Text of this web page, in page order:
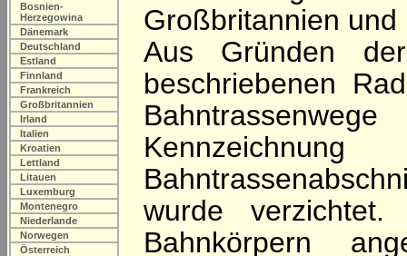
Bosnien-
Herzegowina
Dänemark
Deutschland
Estland
Finnland
Frankreich
Großbritannien
Irland
Italien
Kroatien
Lettland
Litauen
Luxemburg
Montenegro
Niederlande
Norwegen
Österreich
Großbritannien
Aus Gründen
beschriebenen
wurde
Bahnkörpern